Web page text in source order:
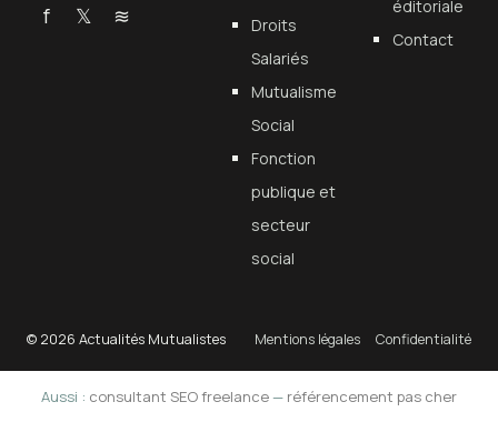
f 𝕏 ≋
Droits
Salariés
Mutualisme
Social
Fonction
publique et
secteur
social
éditoriale
Contact
© 2026 Actualités Mutualistes Mentions légales Confidentialité
Aussi : consultant SEO freelance— référencement pas cher